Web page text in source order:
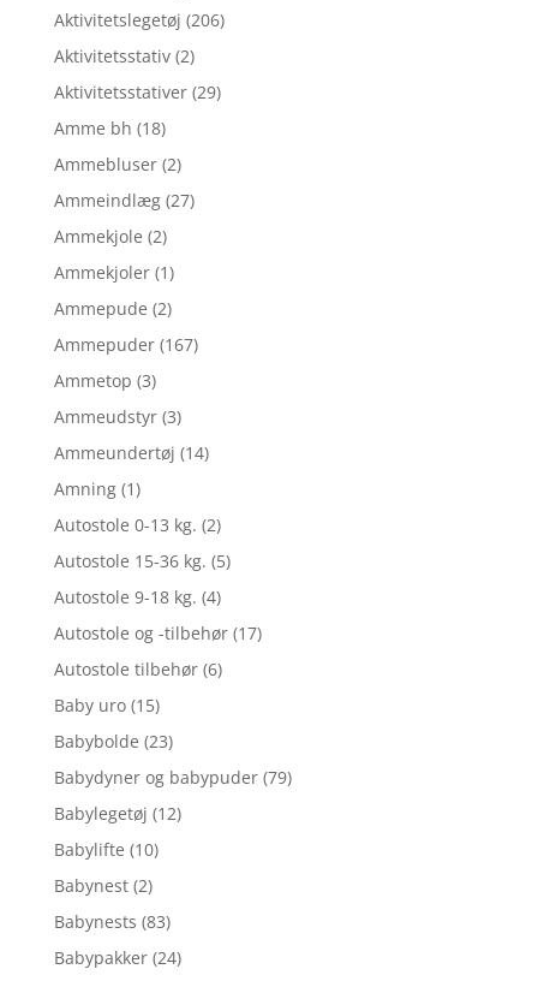
Aktivitetslegetøj (206)
Aktivitetsstativ (2)
Aktivitetsstativer (29)
Amme bh (18)
Ammebluser (2)
Ammeindlæg (27)
Ammekjole (2)
Ammekjoler (1)
Ammepude (2)
Ammepuder (167)
Ammetop (3)
Ammeudstyr (3)
Ammeundertøj (14)
Amning (1)
Autostole 0-13 kg. (2)
Autostole 15-36 kg. (5)
Autostole 9-18 kg. (4)
Autostole og -tilbehør (17)
Autostole tilbehør (6)
Baby uro (15)
Babybolde (23)
Babydyner og babypuder (79)
Babylegetøj (12)
Babylifte (10)
Babynest (2)
Babynests (83)
Babypakker (24)